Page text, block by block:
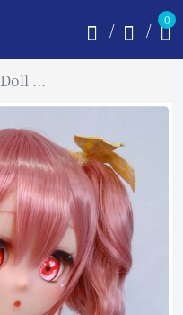
0
Aotume Doll 135cm AAカップ #57 フルシリコン製ラブドール